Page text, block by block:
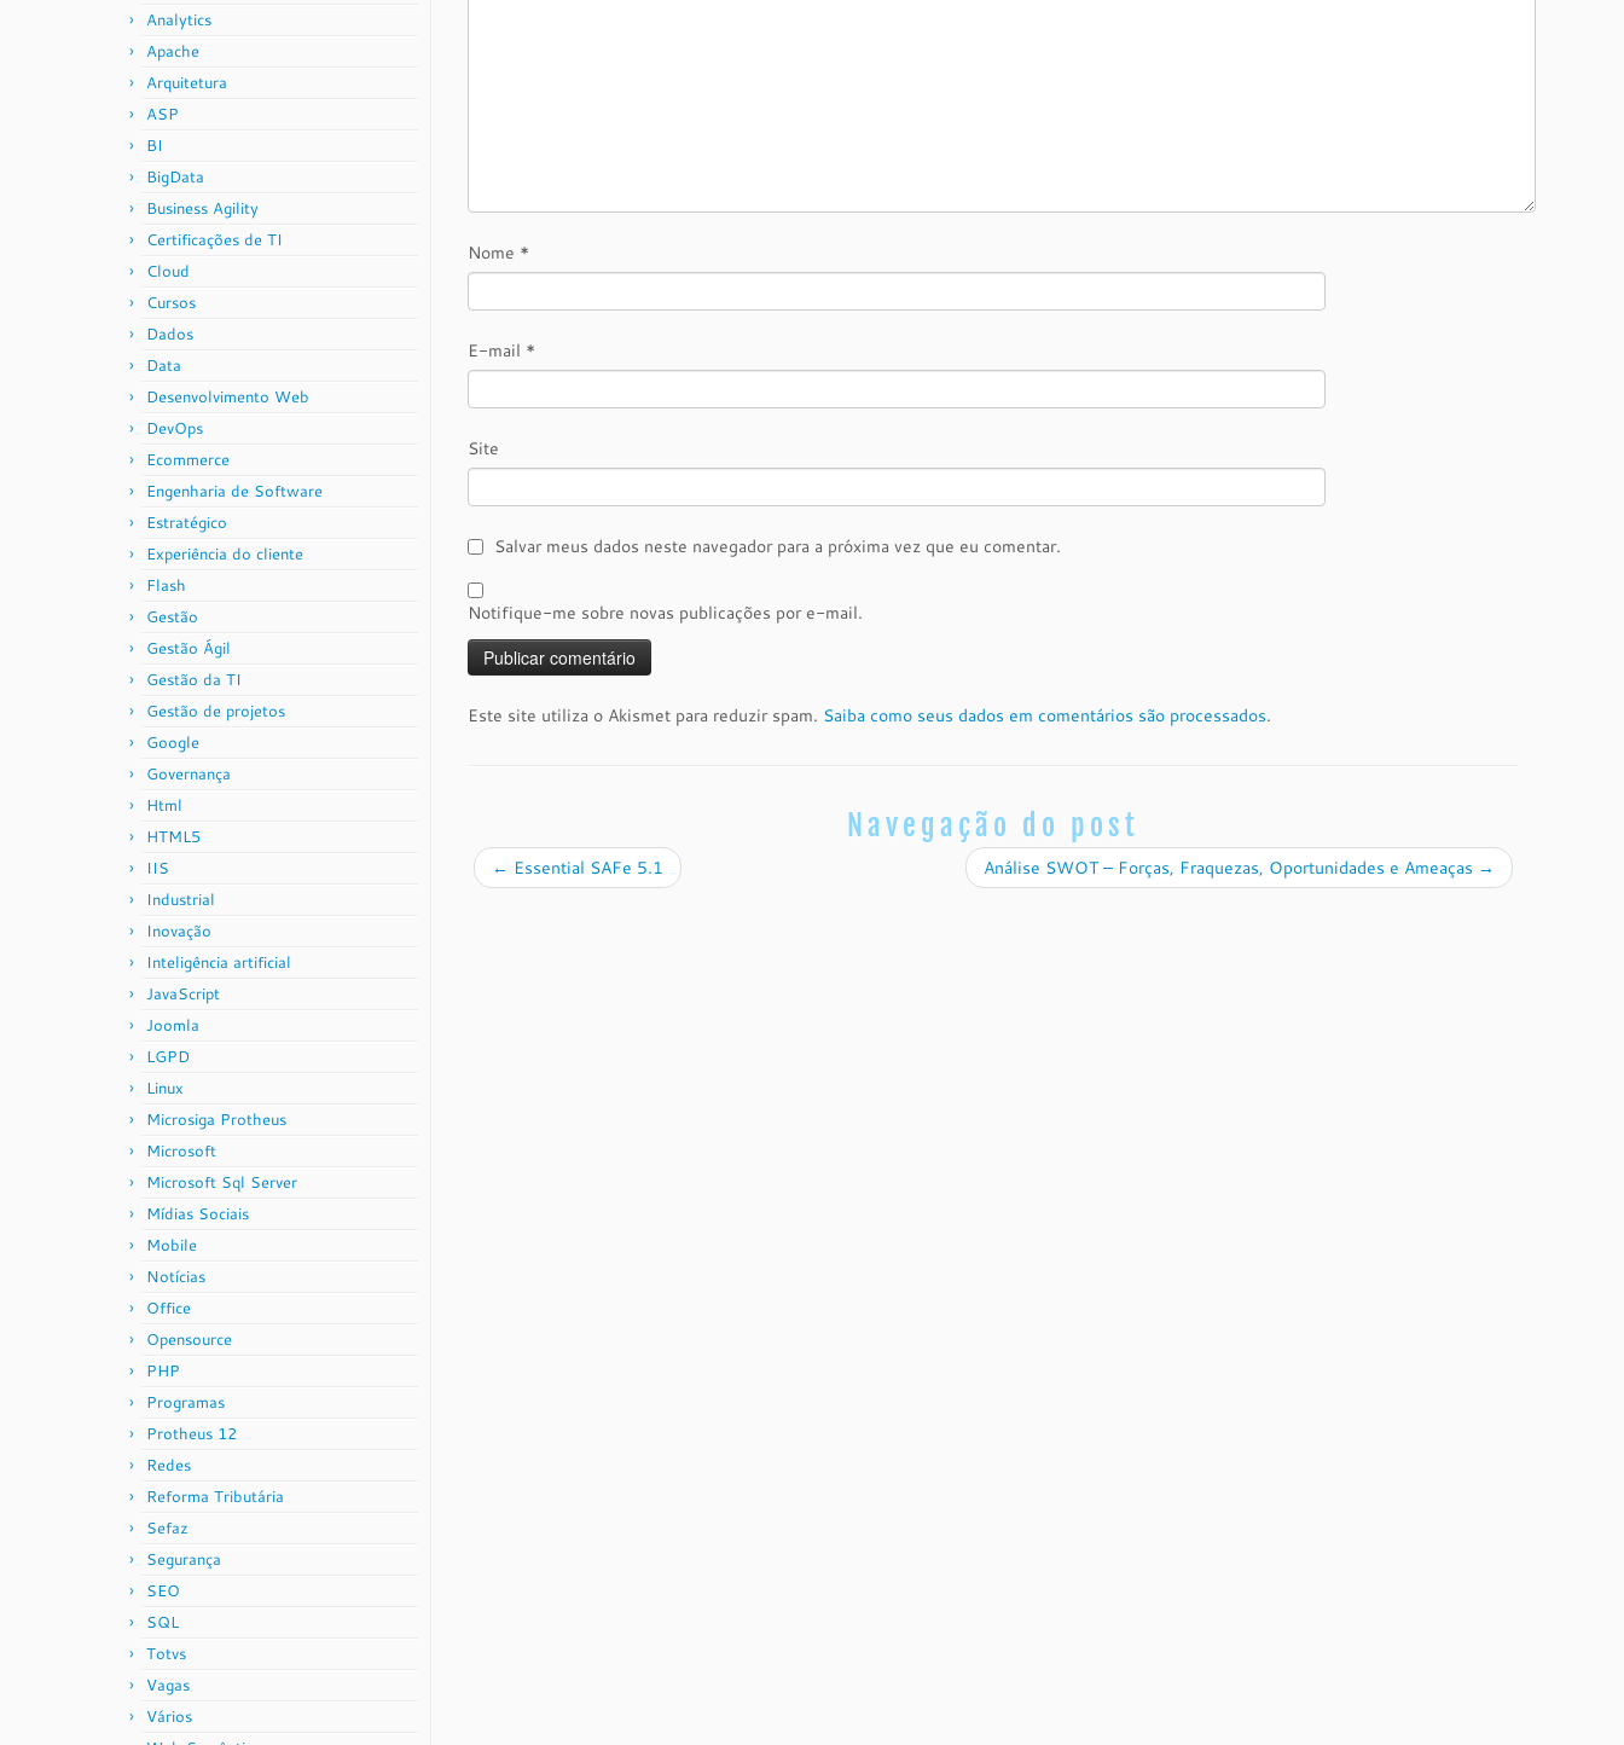
Analytics
Apache
Arquitetura
ASP
BI
BigData
Business Agility
Certificações de TI
Cloud
Cursos
Dados
Data
Desenvolvimento Web
DevOps
Ecommerce
Engenharia de Software
Estratégico
Experiência do cliente
Flash
Gestão
Gestão Ágil
Gestão da TI
Gestão de projetos
Google
Governança
Html
HTML5
IIS
Industrial
Inovação
Inteligência artificial
JavaScript
Joomla
LGPD
Linux
Microsiga Protheus
Microsoft
Microsoft Sql Server
Mídias Sociais
Mobile
Notícias
Office
Opensource
PHP
Programas
Protheus 12
Redes
Reforma Tributária
Sefaz
Segurança
SEO
SQL
Totvs
Vagas
Vários
Nome *
E-mail *
Site
Salvar meus dados neste navegador para a próxima vez que eu comentar.
Notifique-me sobre novas publicações por e-mail.
Este site utiliza o Akismet para reduzir spam. Saiba como seus dados em comentários são processados.
Navegação do post
← Essential SAFe 5.1 Análise SWOT – Forças, Fraquezas, Oportunidades e Ameaças →